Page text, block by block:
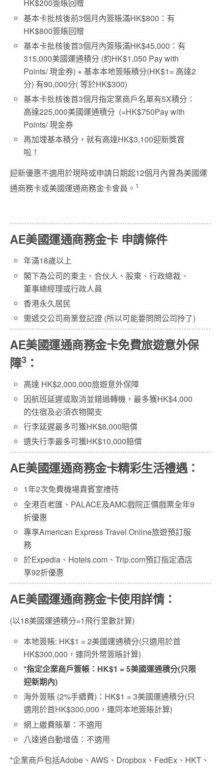
HK$200簽賬回贈
基本卡批核後前3個月內簽賬滿HK$800：有
HK$800簽賬回贈
基本卡批核後首3個月內簽賬滿HK$45,000：有
315,000美國運通積分 (約HK$1,050 Pay with
Points/ 現金券) + 基本本地簽賬積分(HK$1= 高達2
分) 有90,000分( 等於HK$300)
基本卡批核後首3個月指定業商戶名單有5X積分：
高達225,000美國運通積分 (=HK$750Pay with
Points/現金券
再加埋基本積分，就有高達HK$3,100迎新獎賞
啦！
迎新優惠不適用於現時或申請日期起12個月內曾為美國運
通商務卡或美國運通商務金卡會員。 1
AE美國運通商務金卡 申請條件
年滿18歲以上
閣下為公司的東主、合伙人、股東、行政總裁、
董事總經理或行政人員
香港永久居民
需遞交公司商業登記證 (所以可能要問問公司拎了)
AE美國運通商務金卡免費旅遊意外保
障3：
高達 HK$2,000,000旅遊意外保障
因航班延遲或取消並錯過轉機，最多獲HK$4,000
的住宿及必須衣物開支
行李延遲最多可獲HK$8,000賠償
遺失行李最多可獲HK$10,000賠償
AE美國運通商務金卡精彩生活禮遇：
1年2次免費機場貴賓室禮待
全港百老匯、PALACE及AMC戲院正價戲票全年9
折優惠
專享American Express Travel Online旅遊預訂服
務
於Expedia、Hotels.com、Trip.com預訂指定酒店
享92折優惠
AE美國運通商務金卡使用詳情：
(以18美國運通積分=1飛行里數計算)
本地簽賬: HK$1 = 2美國運通積分(只適用於首
HK$300,000，連同外幣簽賬計算)
*指定企業商戶簽帳： HK$1 =5美國運通積分(只限
迎新期內)
海外簽賬 (2%手續費)：HK$1 = 3美國運通積分(只
適用於首HK$300,000，連同本地簽賬計算)
網上繳費賬單：不適用
八達通自動增值：不適用
*企業商戶包括Adobe、AWS、Dropbox、FedEx、HKT、